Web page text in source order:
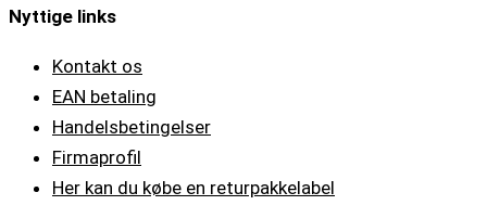
Nyttige links
Kontakt os
EAN betaling
Handelsbetingelser
Firmaprofil
Her kan du købe en returpakkelabel